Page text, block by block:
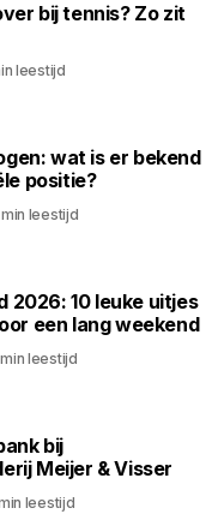
bij tennis? Zo zit
leestijd
wat is er bekend
positie?
min leestijd
2026: 10 leuke uitjes
een lang weekend
leestijd
bij
Meijer & Visser
leestijd